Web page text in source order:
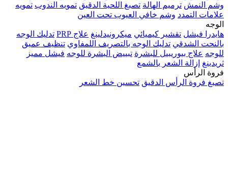
وشم النمش ترميم الهالة تصبغ اللحية الدقيق تمويه الندوب تمويه
علامات التمدد وشم خافي العيوب تحت العين
الوجه
هايدرا فيشل تقشير كيميائي ميكرونيدلينغ علاج PRP
تدليك الوجه
بالنحت الشدقي تدليك الوجه بالتصريف اللمفاوي تنظيف عميق
للوجه علاج بيوريبيل للبشرة تبييض البشرة للوجه فيشل مميز
ثريدينغ إزالة الشعر بالشمع
فروة الرأس
تصبغ فروة الرأس الدقيق تحسين خط الشعر